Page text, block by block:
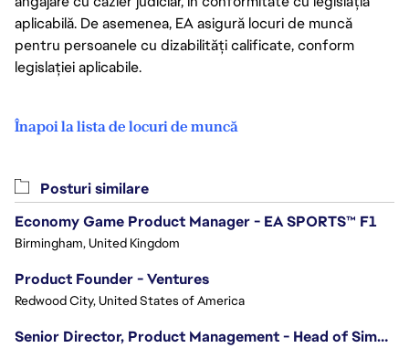
aplicabilă. De asemenea, EA asigură locuri de muncă
pentru persoanele cu dizabilități calificate, conform
legislației aplicabile.
Înapoi la lista de locuri de muncă
Posturi similare
Economy Game Product Manager - EA SPORTS™ F1
Birmingham, United Kingdom
Product Founder - Ventures
Redwood City, United States of America
Senior Director, Product Management - Head of Sims Marketplace